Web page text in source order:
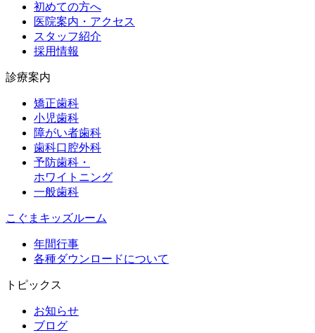
初めての方へ
医院案内・アクセス
スタッフ紹介
採用情報
診療案内
矯正歯科
小児歯科
障がい者歯科
歯科口腔外科
予防歯科・
ホワイトニング
一般歯科
こぐまキッズルーム
年間行事
各種ダウンロードについて
トピックス
お知らせ
ブログ